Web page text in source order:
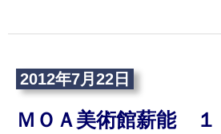
2012年7月22日
ＭＯＡ美術館薪能 １